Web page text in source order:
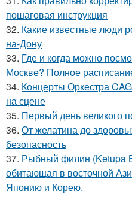
пошаговая инструкция
32. Какие известные люди
на-Дону
33. Где и когда можно
Москве? Полное
34. Концерты Оркестра
на сцене
35. Первый день великого
36. От желатина до
безопасность
37. Рыбный филин (Ketupa
обитающая в восточной
Японию и Корею.